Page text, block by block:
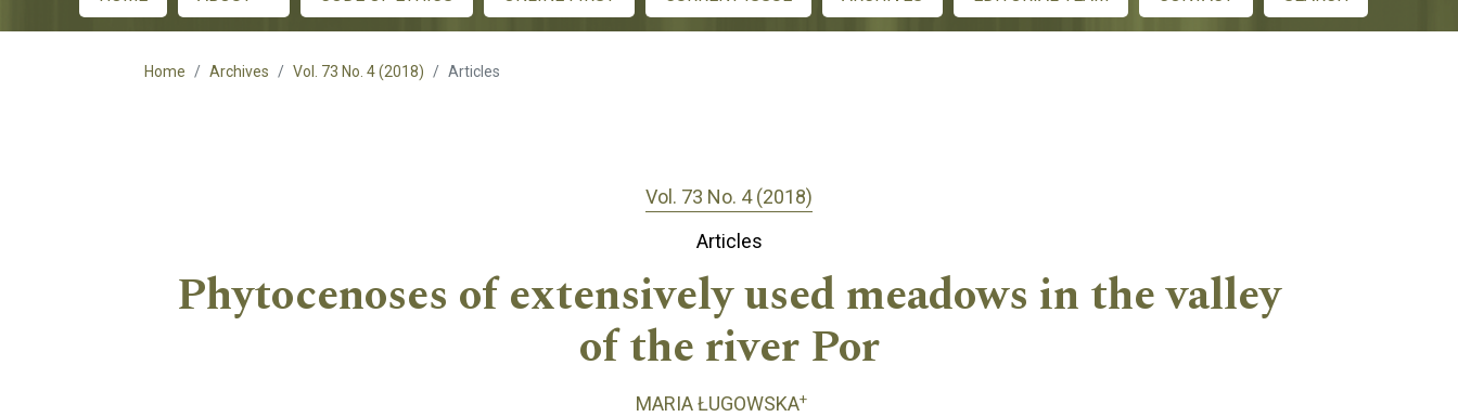
Main menu
Home Archives Vol. 73 No. 4 (2018) Articles
Vol. 73 No. 4 (2018)
Articles
Phytocenoses of extensively used meadows in the valley
of the river Por
MARIA ŁUGOWSKA+